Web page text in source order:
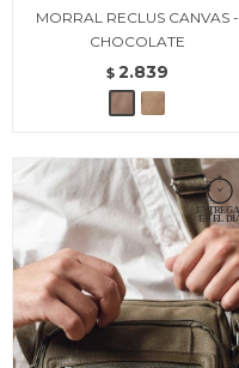
MORRAL RECLUS CANVAS -
CHOCOLATE
$ 2.839